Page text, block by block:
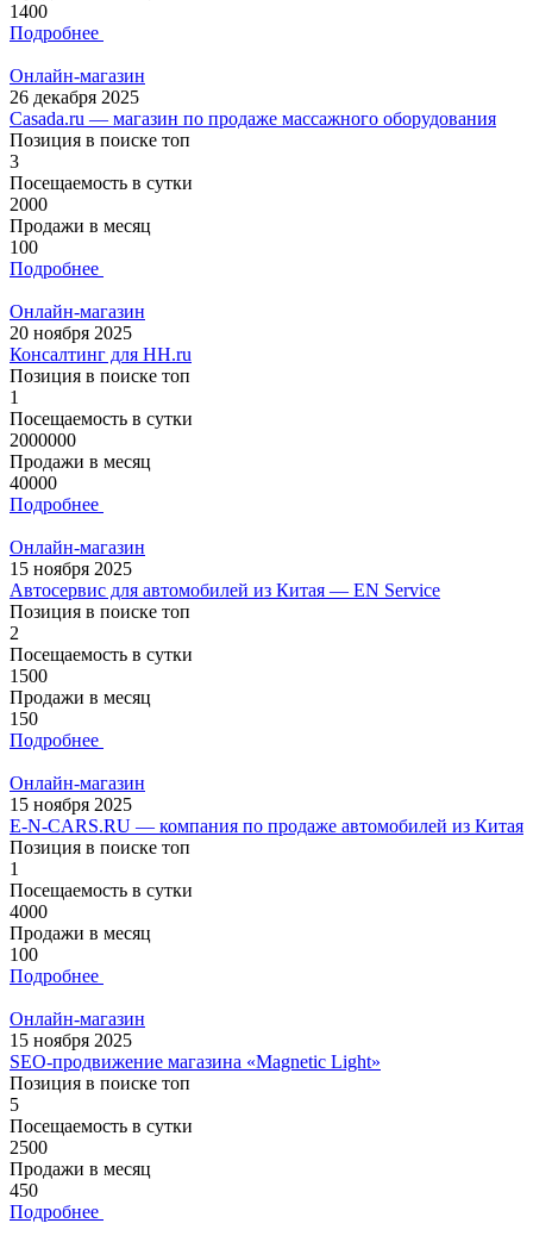
1400
Подробнее
Онлайн-магазин
26 декабря 2025
Casada.ru — магазин по продаже массажного оборудования
Позиция в поиске топ
3
Посещаемость в сутки
2000
Продажи в месяц
100
Подробнее
Онлайн-магазин
20 ноября 2025
Консалтинг для HH.ru
Позиция в поиске топ
1
Посещаемость в сутки
2000000
Продажи в месяц
40000
Подробнее
Онлайн-магазин
15 ноября 2025
Автосервис для автомобилей из Китая — EN Service
Позиция в поиске топ
2
Посещаемость в сутки
1500
Продажи в месяц
150
Подробнее
Онлайн-магазин
15 ноября 2025
E-N-CARS.RU — компания по продаже автомобилей из Китая
Позиция в поиске топ
1
Посещаемость в сутки
4000
Продажи в месяц
100
Подробнее
Онлайн-магазин
15 ноября 2025
SEO-продвижение магазина «Magnetic Light»
Позиция в поиске топ
5
Посещаемость в сутки
2500
Продажи в месяц
450
Подробнее